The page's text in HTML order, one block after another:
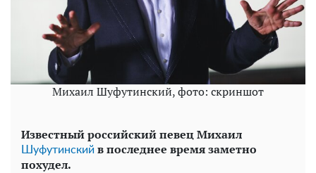
Михаил Шуфутинский, фото: скриншот
Известный российский певец Михаил
Шуфутинский в последнее время заметно
похудел.